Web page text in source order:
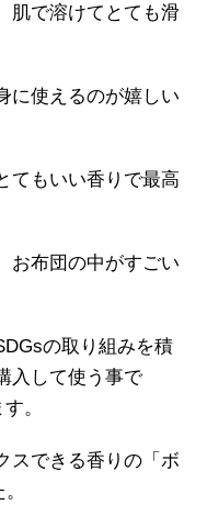
肌で溶けてとても滑
に使えるのが嬉しい
てもいい香りで最高
お布団の中がすごい
の取り組みを積
入して使う事で
。
スできる香りの「ボ